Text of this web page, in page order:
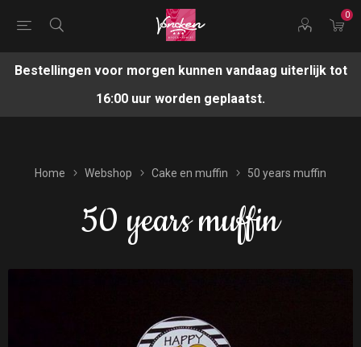
0
Bestellingen voor morgen kunnen vandaag uiterlijk tot
16:00 uur worden geplaatst.
Home Webshop Cake en muffin 50 years muffin
50 years muffin